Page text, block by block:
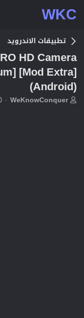
WKC
تطبيقات الاندرويد
HD Camera
[Mod Extra]
(Android)
بWeKnowConquer